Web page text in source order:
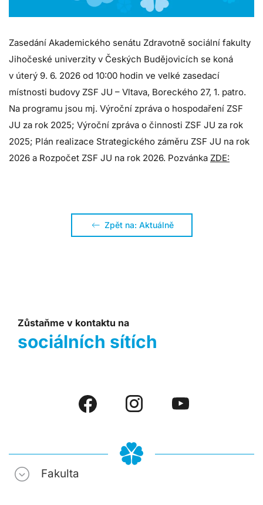
Zasedání Akademického senátu Zdravotně sociální fakulty
Jihočeské univerzity v Českých Budějovicích se koná
v úterý 9. 6. 2026 od 10:00 hodin ve velké zasedací
místnosti budovy ZSF JU – Vltava, Boreckého 27, 1. patro.
Na programu jsou mj. Výroční zpráva o hospodaření ZSF
JU za rok 2025; Výroční zpráva o činnosti ZSF JU za rok
2025; Plán realizace Strategického záměru ZSF JU na rok
2026 a Rozpočet ZSF JU na rok 2026. Pozvánka ZDE:
Zpět na: Aktuálně
Zůstaňme v kontaktu na
sociálních sítích
Fakulta